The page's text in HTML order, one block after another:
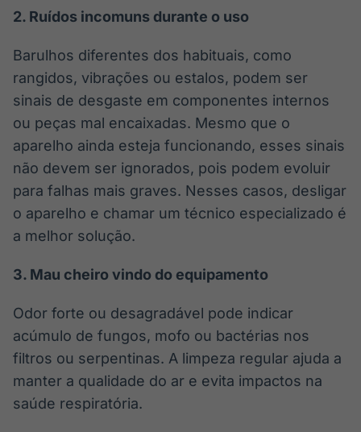
2. Ruídos incomuns durante o uso
Barulhos diferentes dos habituais, como
rangidos, vibrações ou estalos, podem ser
sinais de desgaste em componentes internos
ou peças mal encaixadas. Mesmo que o
aparelho ainda esteja funcionando, esses sinais
não devem ser ignorados, pois podem evoluir
para falhas mais graves. Nesses casos, desligar
o aparelho e chamar um técnico especializado é
a melhor solução.
3. Mau cheiro vindo do equipamento
Odor forte ou desagradável pode indicar
acúmulo de fungos, mofo ou bactérias nos
filtros ou serpentinas. A limpeza regular ajuda a
manter a qualidade do ar e evita impactos na
saúde respiratória.